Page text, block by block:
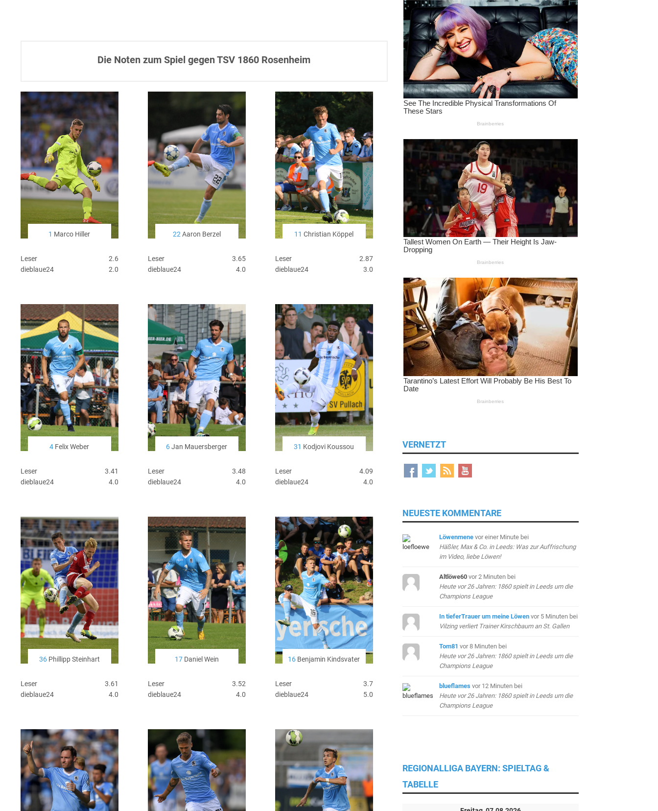
Die Noten zum Spiel gegen TSV 1860 Rosenheim
1 Marco Hiller
Leser
2.6
dieblaue24
2.0
22Aaron Berzel
Leser
3.65
dieblaue24
4.0
11 Christian Köppel
Leser
2.87
dieblaue24
3.0
4 Felix Weber
Leser
3.41
dieblaue24
4.0
6Jan Mauersberger
Leser
3.48
dieblaue24
4.0
31 Kodjovi Koussou
Leser
4.09
dieblaue24
4.0
36Phillipp Steinhart
Leser
3.61
dieblaue24
4.0
17Daniel Wein
Leser
3.52
dieblaue24
4.0
16 Benjamin Kindsvater
Leser
3.7
dieblaue24
5.0
VERNETZT
NEUESTE KOMMENTARE
Löwenmene vor einer Minutebei
Häßler, Max & Co. in Leeds: Was zur Auffrischung
im Video, liebe Löwen!
Altlöwe60 vor 2 Minuten bei
Heute vor 26 Jahren: 1860 spielt in Leeds um die
Champions League
In tieferTrauer um meine Löwen vor 5 Minuten bei
Vilzing verliert Trainer Kirschbaum an St. Gallen
Tom81 vor 8 Minuten bei
Heute vor 26 Jahren: 1860 spielt in Leeds um die
Champions League
blueflames vor 12 Minuten bei
Heute vor 26 Jahren: 1860 spielt in Leeds um die
Champions League
REGIONALLIGA BAYERN: SPIELTAG &
TABELLE